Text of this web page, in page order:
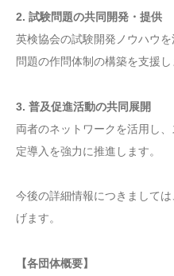
2. 試験問題の共同開発・提供
英検協会の試験開発ノウハウ
問題の作問体制の構築を支援し
3. 普及促進活動の共同展開
両者のネットワークを活用し
定導入を強力に推進します。
今後の詳細情報につきまして
げます。
【各団体概要】